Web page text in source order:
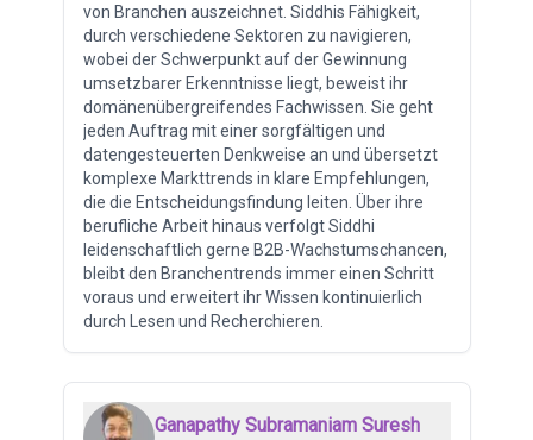
von Branchen auszeichnet. Siddhis Fähigkeit,
durch verschiedene Sektoren zu navigieren,
wobei der Schwerpunkt auf der Gewinnung
umsetzbarer Erkenntnisse liegt, beweist ihr
domänenübergreifendes Fachwissen. Sie geht
jeden Auftrag mit einer sorgfältigen und
datengesteuerten Denkweise an und übersetzt
komplexe Markttrends in klare Empfehlungen,
die die Entscheidungsfindung leiten. Über ihre
berufliche Arbeit hinaus verfolgt Siddhi
leidenschaftlich gerne B2B-Wachstumschancen,
bleibt den Branchentrends immer einen Schritt
voraus und erweitert ihr Wissen kontinuierlich
durch Lesen und Recherchieren.
Ganapathy Subramaniam Suresh